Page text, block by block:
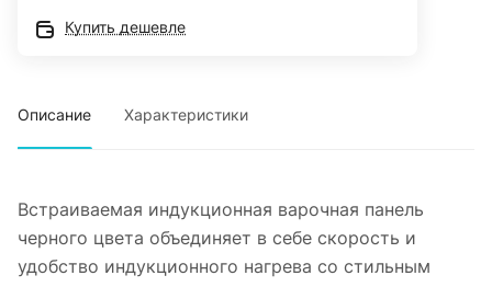
Купить дешевле
Описание Характеристики
Встраиваемая индукционная варочная панель
черного цвета объединяет в себе скорость и
удобство индукционного нагрева со стильным